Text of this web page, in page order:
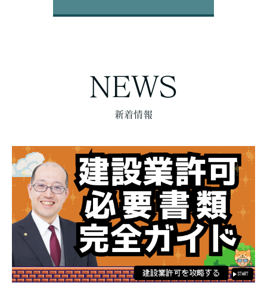
NEWS
新着情報